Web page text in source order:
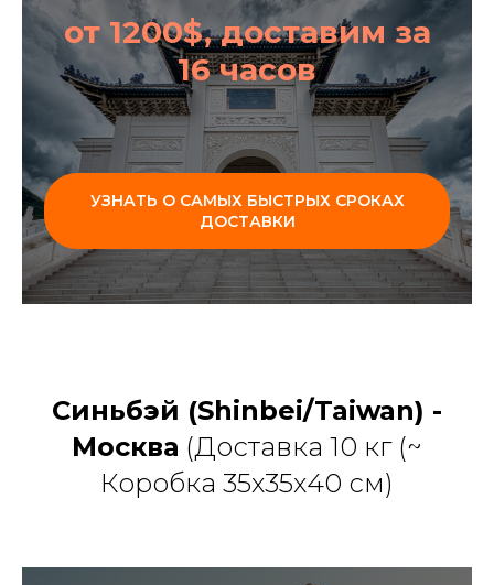
от 1200$, доставим за
16 часов
УЗНАТЬ О САМЫХ БЫСТРЫХ СРОКАХ
ДОСТАВКИ
Синьбэй (Shinbei/Taiwan) -
Москва (Доставка 10 кг (~
Коробка 35х35х40 см)